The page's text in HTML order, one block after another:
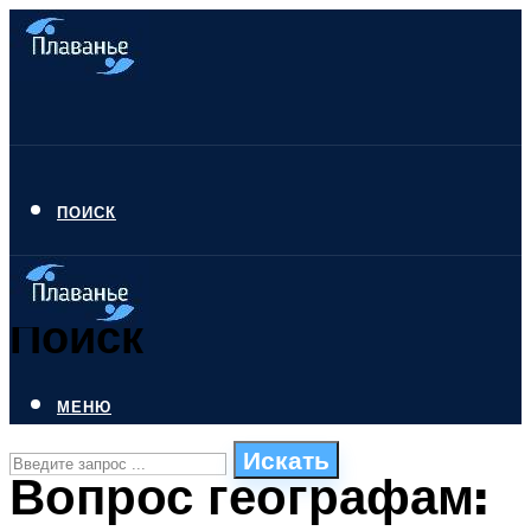
ПОИСК
Поиск
Искать
СТИЛИ ПЛАВАНЬЯ
МЕНЮ
Вопрос географам: